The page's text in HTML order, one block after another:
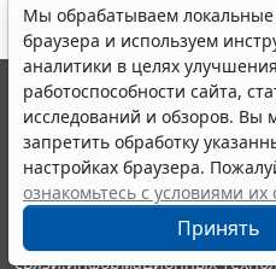
Мы обрабатываем
браузера и используем
аналитики в целях
работоспособности сайта,
исследований и обзоров. Вы
запретить обработку
настройках браузера.
ознакомьтесь с условиями их
Принять
© ООО "НПП "ГАРАНТ-СЕРВИС",
выпускается с 1990 года.
являются участниками
информации ГАРАНТ.
Портал ГАРАНТ.РУ
издания Федеральной
связи,информационных